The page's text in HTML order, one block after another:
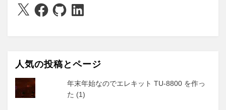
X Facebook
GitHubLinkedIn
人気の投稿とページ
年末年始なのでエレキット TU-8800 を作っ
た (1)